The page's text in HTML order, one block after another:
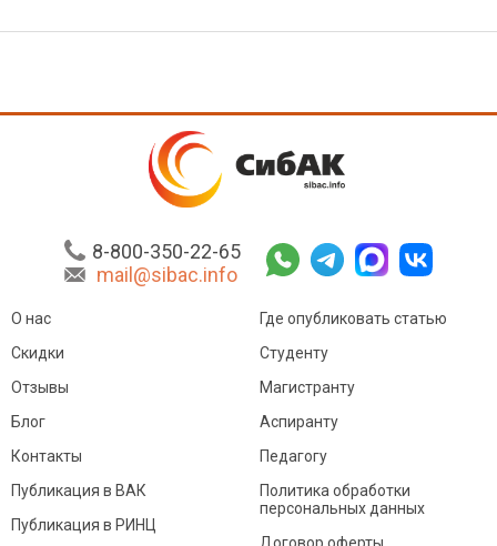
8-800-350-22-65
mail@sibac.info
О нас
Скидки
Отзывы
Блог
Контакты
Где опубликовать статью
Студенту
Магистранту
Аспиранту
Педагогу
Публикация в ВАК
Публикация в РИНЦ
Политика обработки
персональных данных